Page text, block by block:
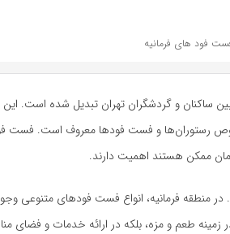
فود های فرمانیه
ساکنان و گردشگران تهران تبدیل شده است. این
رستوران‌ها و فست فودها معروف است. فست
ممکن هستند اهمیت دارند.
منطقه فرمانیه، انواع فست فودهای متنوعی
طعم و مزه، بلکه در ارائه خدمات و فضای